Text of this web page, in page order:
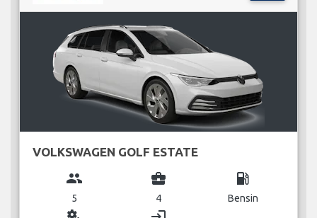
VOLKSWAGEN GOLF ESTATE
group
5
business_center
4
local_gas_station
Bensin